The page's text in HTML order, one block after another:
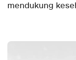
mendukung